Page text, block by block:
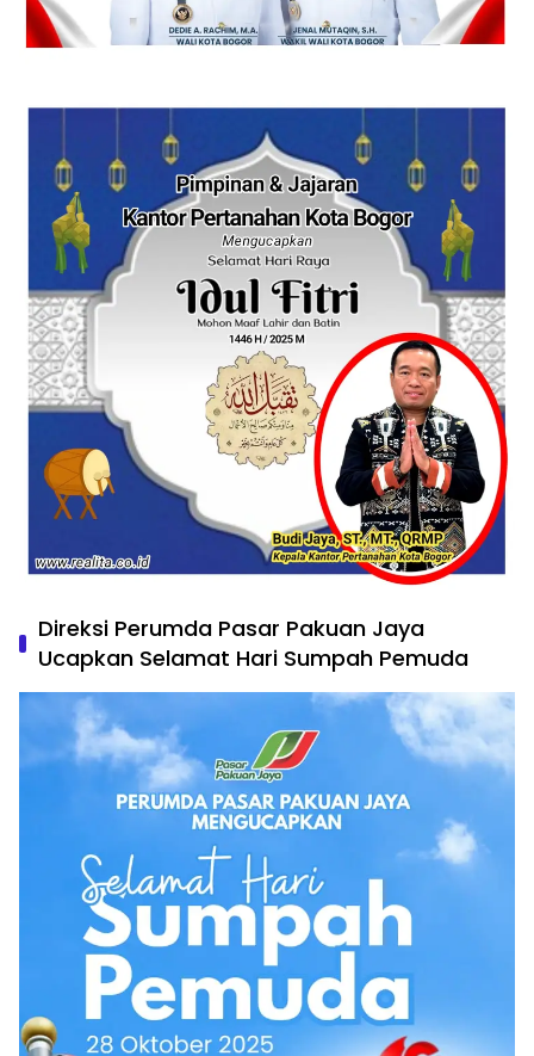
Direksi Perumda Pasar Pakuan Jaya
Ucapkan Selamat Hari Sumpah Pemuda